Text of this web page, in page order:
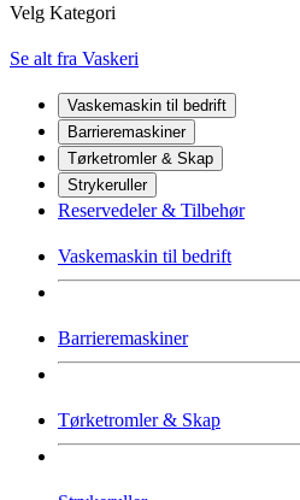
Velg Kategori
Se alt fra Vaskeri
Vaskemaskin til bedrift
Barrieremaskiner
Tørketromler & Skap
Strykeruller
Reservedeler & Tilbehør
Vaskemaskin til bedrift
Barrieremaskiner
Tørketromler & Skap